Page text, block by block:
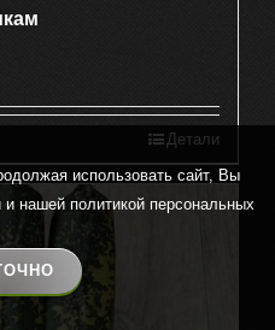
Детали
использовать сайт, Вы
и нашей политикой персональных